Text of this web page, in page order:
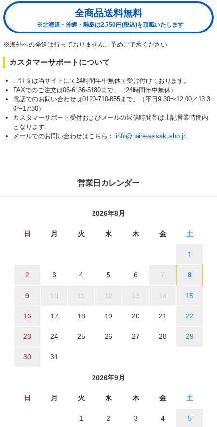
全商品送料無料
※北海道・沖縄・離島は2,750円(税込)を頂戴いたします
※海外への発送は行っておりません。予めご了承ください
カスタマーサポートについて
ご注文は当サイトにて24時間年中無休で受け付けております。
FAXでのご注文は06-6136-5180まで。（24時間年中無休）
電話でのお問い合わせは0120-710-855まで。（平日9:30〜12:00／13:3
0〜17:30）
カスタマーサポート受付およびメールの返信時間帯は上記営業時間内
となります。
メールでのお問い合わせはこちら： info@naire-seisakusho.jp
営業日カレンダー
2026年8月
日 月 火 水 木 金 土
1
2 3 4 5 6 7 8
9 10 11 12 13 14 15
16 17 18 19 20 21 22
23 24 25 26 27 28 29
30 31
2026年9月
日 月 火 水 木 金 土
1 2 3 4 5